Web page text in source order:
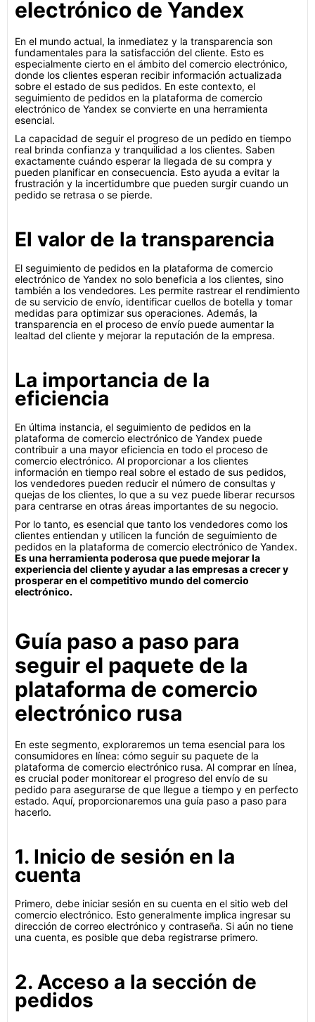
electrónico de Yandex
En el mundo actual, la inmediatez y la transparencia son
fundamentales para la satisfacción del cliente. Esto es
especialmente cierto en el ámbito del comercio electrónico,
donde los clientes esperan recibir información actualizada
sobre el estado de sus pedidos. En este contexto, el
seguimiento de pedidos en la plataforma de comercio
electrónico de Yandex se convierte en una herramienta
esencial.
La capacidad de seguir el progreso de un pedido en tiempo
real brinda confianza y tranquilidad a los clientes. Saben
exactamente cuándo esperar la llegada de su compra y
pueden planificar en consecuencia. Esto ayuda a evitar la
frustración y la incertidumbre que pueden surgir cuando un
pedido se retrasa o se pierde.
El valor de la transparencia
El seguimiento de pedidos en la plataforma de comercio
electrónico de Yandex no solo beneficia a los clientes, sino
también a los vendedores. Les permite rastrear el rendimiento
de su servicio de envío, identificar cuellos de botella y tomar
medidas para optimizar sus operaciones. Además, la
transparencia en el proceso de envío puede aumentar la
lealtad del cliente y mejorar la reputación de la empresa.
La importancia de la
eficiencia
En última instancia, el seguimiento de pedidos en la
plataforma de comercio electrónico de Yandex puede
contribuir a una mayor eficiencia en todo el proceso de
comercio electrónico. Al proporcionar a los clientes
información en tiempo real sobre el estado de sus pedidos,
los vendedores pueden reducir el número de consultas y
quejas de los clientes, lo que a su vez puede liberar recursos
para centrarse en otras áreas importantes de su negocio.
Por lo tanto, es esencial que tanto los vendedores como los
clientes entiendan y utilicen la función de seguimiento de
pedidos en la plataforma de comercio electrónico de Yandex.
Es una herramienta poderosa que puede mejorar la
experiencia del cliente y ayudar a las empresas a crecer y
prosperar en el competitivo mundo del comercio
electrónico.
Guía paso a paso para
seguir el paquete de la
plataforma de comercio
electrónico rusa
En este segmento, exploraremos un tema esencial para los
consumidores en línea: cómo seguir su paquete de la
plataforma de comercio electrónico rusa. Al comprar en línea,
es crucial poder monitorear el progreso del envío de su
pedido para asegurarse de que llegue a tiempo y en perfecto
estado. Aquí, proporcionaremos una guía paso a paso para
hacerlo.
1. Inicio de sesión en la
cuenta
Primero, debe iniciar sesión en su cuenta en el sitio web del
comercio electrónico. Esto generalmente implica ingresar su
dirección de correo electrónico y contraseña. Si aún no tiene
una cuenta, es posible que deba registrarse primero.
2. Acceso a la sección de
pedidos